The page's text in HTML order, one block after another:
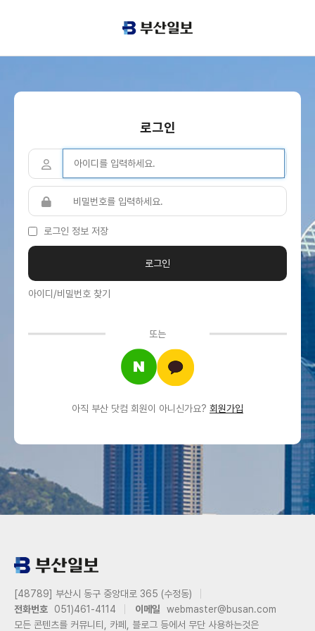
로그인
로그인 정보 저장
아이디/비밀번호 찾기
또는
아직 부산 닷컴 회원이 아니신가요? 회원가입
[48789] 부산시 동구 중앙대로 365 (수정동)
전화번호
051)461-4114 이메일
webmaster@busan.com
모든 콘텐츠를 커뮤니티, 카페, 블로그 등에서 무단 사용하는것은